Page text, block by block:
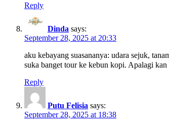
Reply
Dinda says:
September 28, 2025 at 20:33
aku kebayang suasananya: udara sejuk,
suka banget tour ke kebun kopi. Apalagi
Reply
Putu Felisia says:
September 28, 2025 at 18:38